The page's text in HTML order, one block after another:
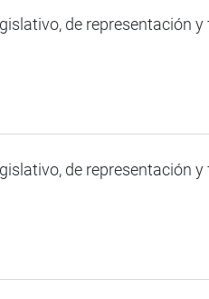
de representación y
de representación y